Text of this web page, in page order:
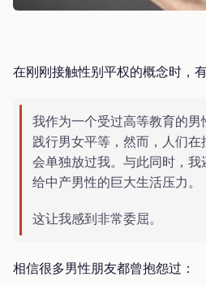
在刚刚接触性别平权的概念时，
我作为一个受过高等教育的
践行男女平等，然而，人们
会单独放过我。与此同时，
给中产男性的巨大生活压力。
这让我感到非常委屈。
相信很多男性朋友都曾抱怨过：